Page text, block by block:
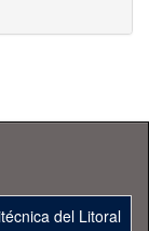
del Litoral